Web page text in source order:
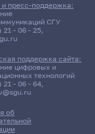
об
и пресс-поддержка:
СГУ
21 - 06 - 25,
поддержка сайта:
цифровых и
технологий
21 - 06 - 64,